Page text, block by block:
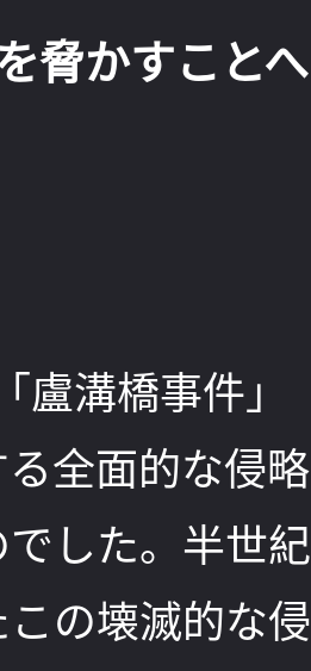
脅かすことへ
溝橋事件」
全面的な侵略
した。半世紀
の壊滅的な侵